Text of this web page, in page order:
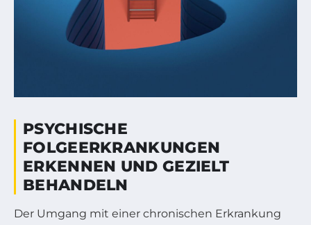
PSYCHISCHE
FOLGEERKRANKUNGEN
ERKENNEN UND GEZIELT
BEHANDELN
Der Umgang mit einer chronischen Erkrankung